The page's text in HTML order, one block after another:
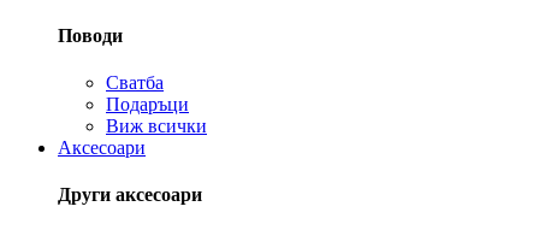
Поводи
Сватба
Подаръци
Виж всички
Аксесоари
Други аксесоари